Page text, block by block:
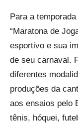
Para a
“Maratona de
esportivo e sua
de seu carnaval.
diferentes
produções da
aos ensaios pelo
tênis, hóquei,